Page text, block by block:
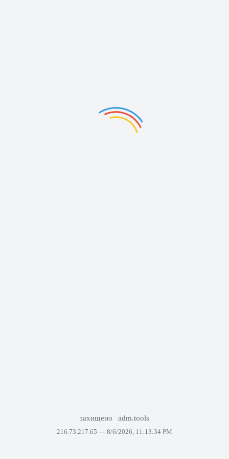
захищено adm.tools
216.73.217.65 — 8/6/2026, 11:13:34 PM